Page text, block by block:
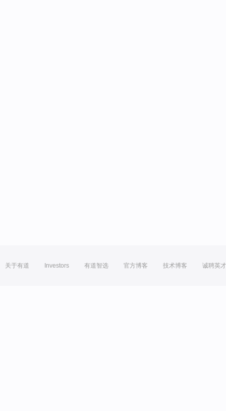
关于有道 Investors 有道智选 官方博客 技术博客 诚聘英才